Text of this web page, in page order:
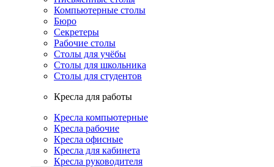
Компьютерные столы
Бюро
Секретеры
Рабочие столы
Столы для учёбы
Столы для школьника
Столы для студентов
Кресла для работы
Кресла компьютерные
Кресла рабочие
Кресла офисные
Кресла для кабинета
Кресла руководителя